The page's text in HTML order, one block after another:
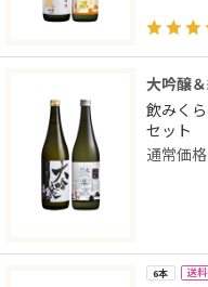
大吟醸
飲みく
セット
6本 送